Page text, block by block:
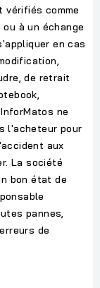
vérifiés comme
à un échange
en cas
de retrait
ne
l'acheteur pour
aux
La société
bon état de
pannes,
de